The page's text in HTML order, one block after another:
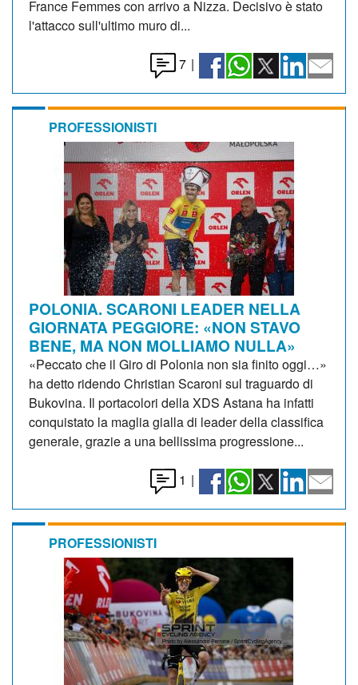
France Femmes con arrivo a Nizza. Decisivo è stato
l'attacco sull'ultimo muro di...
7 |
PROFESSIONISTI
POLONIA. SCARONI LEADER NELLA
GIORNATA PEGGIORE: «NON STAVO
BENE, MA NON MOLLIAMO NULLA»
«Peccato che il Giro di Polonia non sia finito oggi…»
ha detto ridendo Christian Scaroni sul traguardo di
Bukovina. Il portacolori della XDS Astana ha infatti
conquistato la maglia gialla di leader della classifica
generale, grazie a una bellissima progressione...
1 |
PROFESSIONISTI